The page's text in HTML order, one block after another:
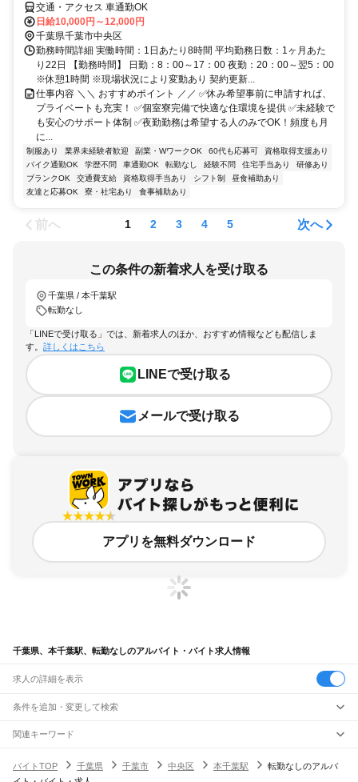
交通・アクセス 車通勤OK
日給10,000円～12,000円
千葉県千葉市中央区
勤務時間詳細 実働時間：1日あたり8時間 平均勤務日数：1ヶ月あた
り22日 【勤務時間】 日勤：8：00～17：00 夜勤：20：00～翌5：00
※休憩1時間 ※現場状況により変動あり 契約更新...
仕事内容 ＼＼ おすすめポイント ／／ ✅休み希望事前に申請すれば、
プライベートも充実！ ✅個室寮完備で快適な住環境を提供 ✅未経験で
も安心のサポート体制 ✅夜勤勤務は希望する人のみでOK！頻度も月
に...
制服あり 業界未経験者歓迎 副業・WワークOK 60代も応募可
資格取得支援あり
バイク通勤OK
学歴不問 車通勤OK 転勤なし 経験不問 住宅手当あり
研修あり
ブランクOK
交通費支給 資格取得手当あり シフト制
昼食補助あり
友達と応募OK
寮・社宅あり 食事補助あり
前へ 1 2 3 4 5 次へ
この条件の新着求人を受け取る
千葉県 / 本千葉駅
転勤なし
「LINEで受け取る」では、新着求人のほか、おすすめ情報なども配信しま
す。 詳しくはこちら
LINEで受け取る
メールで受け取る
アプリを無料ダウンロード
千葉県、本千葉駅、転勤なしのアルバイト・バイト求人情報
求人の詳細を表示
条件を追加・変更して検索
市区町村を追加・変更
千葉県すべて
駅を追加・変更
関連キーワード
バイトTOP
千葉県 千葉市 中央区 本千葉駅
転勤なしのアルバ